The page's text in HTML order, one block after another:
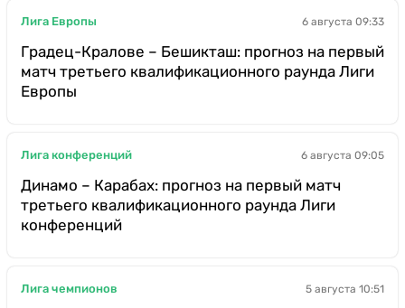
Лига Европы 6 августа 09:33
Градец-Кралове – Бешикташ: прогноз на первый
матч третьего квалификационного раунда Лиги
Европы
Лига конференций 6 августа 09:05
Динамо – Карабах: прогноз на первый матч
третьего квалификационного раунда Лиги
конференций
Лига чемпионов 5 августа 10:51